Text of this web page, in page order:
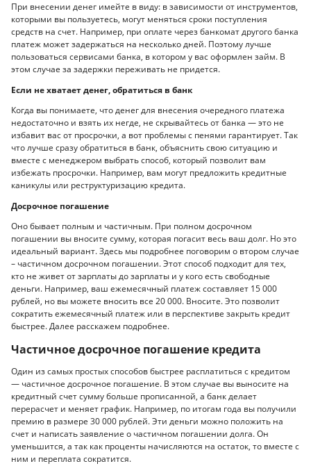
При внесении денег имейте в виду: в зависимости от инструментов,
которыми вы пользуетесь, могут меняться сроки поступления
средств на счет. Например, при оплате через банкомат другого банка
платеж может задержаться на несколько дней. Поэтому лучше
пользоваться сервисами банка, в котором у вас оформлен займ. В
этом случае за задержки переживать не придется.
Если не хватает денег, обратиться в банк
Когда вы понимаете, что денег для внесения очередного платежа
недостаточно и взять их негде, не скрывайтесь от банка — это не
избавит вас от просрочки, а вот проблемы с пенями гарантирует. Так
что лучше сразу обратиться в банк, объяснить свою ситуацию и
вместе с менеджером выбрать способ, который позволит вам
избежать просрочки. Например, вам могут предложить кредитные
каникулы или реструктуризацию кредита.
Досрочное погашение
Оно бывает полным и частичным. При полном досрочном
погашении вы вносите сумму, которая погасит весь ваш долг. Но это
идеальный вариант. Здесь мы подробнее поговорим о втором случае
– частичном досрочном погашении. Этот способ подходит для тех,
кто не живет от зарплаты до зарплаты и у кого есть свободные
деньги. Например, ваш ежемесячный платеж составляет 15 000
рублей, но вы можете вносить все 20 000. Вносите. Это позволит
сократить ежемесячный платеж или в перспективе закрыть кредит
быстрее. Далее расскажем подробнее.
Частичное досрочное погашение кредита
Один из самых простых способов быстрее расплатиться с кредитом
— частичное досрочное погашение. В этом случае вы выносите на
кредитный счет сумму больше прописанной, а банк делает
перерасчет и меняет график. Например, по итогам года вы получили
премию в размере 30 000 рублей. Эти деньги можно положить на
счет и написать заявление о частичном погашении долга. Он
уменьшится, а так как проценты начисляются на остаток, то вместе с
ним и переплата сократится.